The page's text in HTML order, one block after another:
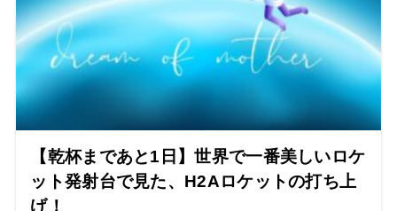
【乾杯まであと1日】世界で一番美しいロケ
ット発射台で見た、H2Aロケットの打ち上
げ！